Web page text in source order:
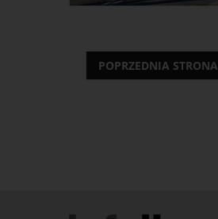
POPRZEDNIA STRONA